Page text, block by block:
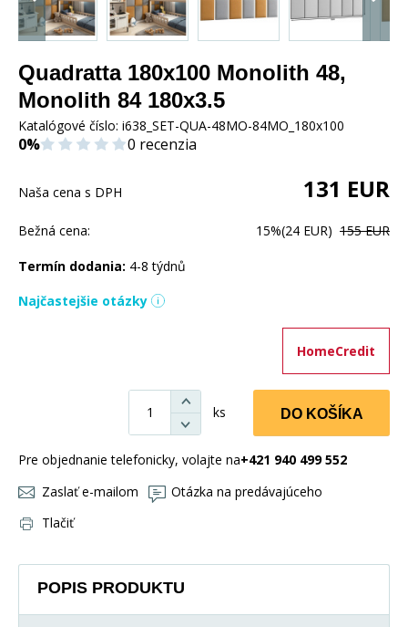
Quadratta 180x100 Monolith 48,
Monolith 84 180x3.5
Katalógové číslo: i638_SET-QUA-48MO-84MO_180x100
0% 0 recenzia
Naša cena s DPH 131 EUR
Bežná cena: 15%(24 EUR) 155 EUR
Termín dodania: 4-8 týdnů
Najčastejšie otázky
HomeCredit
ks DO KOŠÍKA
Pre objednanie telefonicky, volajte na+421 940 499 552
Zaslať e-mailom
Otázka na predávajúceho
Tlačiť
POPIS PRODUKTU